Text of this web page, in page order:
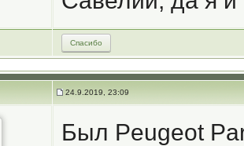
Спасибо
24.9.2019, 23:09
Был Peugeot